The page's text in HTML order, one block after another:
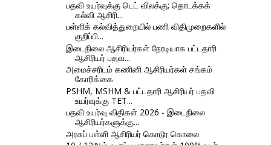
பதவி உயர்வுக்கு டெட் விலக்கு; தொடக்கக்
கல்வி ஆசிரி...
பள்ளிக் கல்வித்துறையில் பணி விதிமுறைகளில்
குறிப்பி...
இடைநிலை ஆசிரியர்கள் நேரடியாக பட்டதாரி
ஆசிரியர் பதவ...
அமைச்சரிடம் கணினி ஆசிரியர்கள் சங்கம்
கோரிக்கை
PSHM, MSHM & பட்டதாரி ஆசிரியர் பதவி
உயர்வுக்கு TET...
பதவி உயர்வு விதிகள் 2026 - இடைநிலை
ஆசிரியர்களுக்கு...
அரசுப் பள்ளி ஆசிரியர் கொடூர கொலை